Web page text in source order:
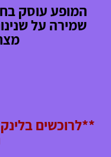
המופע עוסק
שמירה על
**לרוכשים